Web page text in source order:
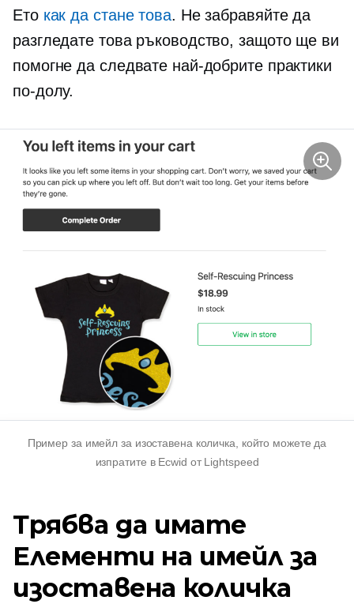
Ето как да стане това. Не забравяйте да
разгледате това ръководство, защото ще ви
помогне да следвате най-добрите практики
по-долу.
Пример за имейл за изоставена количка, който можете да
изпратите в Ecwid от Lightspeed
Трябва да имате
Елементи на имейл за
изоставена количка